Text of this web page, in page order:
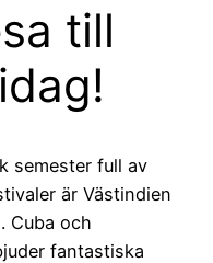
till
semester full av
är Västindien
Cuba och
fantastiska